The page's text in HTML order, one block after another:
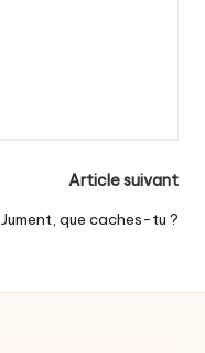
Article suivant
Jument, que caches-tu ?